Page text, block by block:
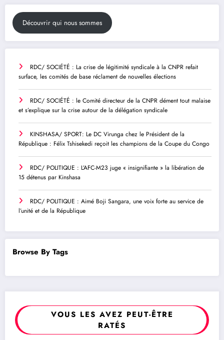
Découvrir qui nous sommes
RDC/ SOCIÉTÉ : La crise de légitimité syndicale à la CNPR refait
surface, les comités de base réclament de nouvelles élections
RDC/ SOCIÉTÉ : le Comité directeur de la CNPR dément tout malaise
et s’explique sur la crise autour de la délégation syndicale
KINSHASA/ SPORT: Le DC Virunga chez le Président de la
République : Félix Tshisekedi reçoit les champions de la Coupe du Congo
RDC/ POLITIQUE : L’AFC-M23 juge « insignifiante » la libération de
15 détenus par Kinshasa
RDC/ POLITIQUE : Aimé Boji Sangara, une voix forte au service de
l’unité et de la République
Browse By Tags
VOUS LES AVEZ PEUT-ÊTRE
RATÉS